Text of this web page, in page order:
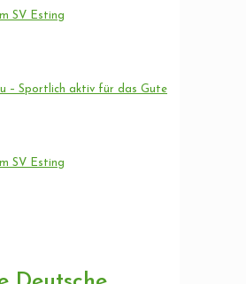
SV Esting
– Sportlich aktiv für das Gute
SV Esting